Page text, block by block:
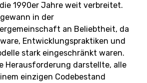
1990er Jahre weit verbreitet.
in der
an Beliebtheit, da
Entwicklungspraktiken und
stark eingeschränkt waren.
Herausforderung darstellte, alle
einzigen Codebestand